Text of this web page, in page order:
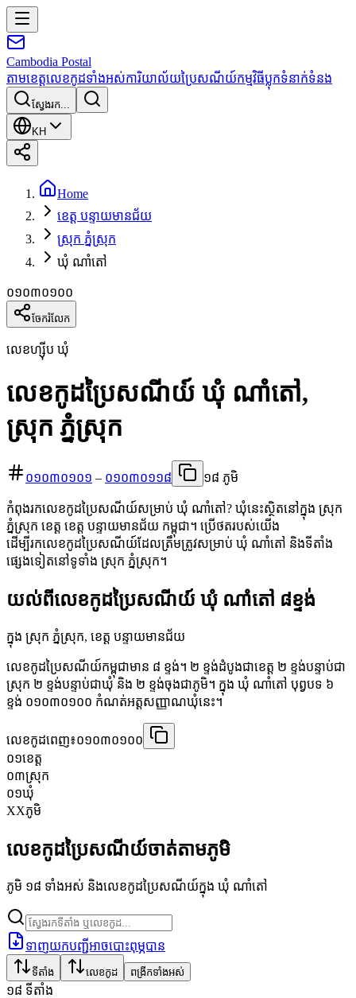
Cambodia Postal
តាមខេត្តលេខកូដទាំងអស់ការិយាល័យប្រៃសណីយ៍កម្មវិធីប្លុកទំនាក់ទំនង
ស្វែងរក...
KH
Home
ខេត្ត បន្ទាយមានជ័យ
ស្រុក ភ្នំស្រុក
ឃុំ ណាំតៅ
០១០៣០១០០
ចែករំលែក
លេខហ្ស៊ីប ឃុំ
លេខកូដប្រៃសណីយ៍ ឃុំ ណាំតៅ,
ស្រុក ភ្នំស្រុក
០១០៣០១០១ – ០១០៣០១១៨ ១៨ ភូមិ
កំពុងរកលេខកូដប្រៃសណីយ៍សម្រាប់ ឃុំ ណាំតៅ? ឃុំនេះស្ថិតនៅក្នុង ស្រុក
ភ្នំស្រុក ខេត្ត ខេត្ត បន្ទាយមានជ័យ កម្ពុជា។ ប្រើថតរបស់យើង
ដើម្បីរកលេខកូដប្រៃសណីយ៍ដែលត្រឹមត្រូវសម្រាប់ ឃុំ ណាំតៅ និងទីតាំង
ផ្សេងទៀតនៅទូទាំង ស្រុក ភ្នំស្រុក។
យល់ពីលេខកូដប្រៃសណីយ៍ ឃុំ ណាំតៅ ៨ខ្ទង់
ក្នុង ស្រុក ភ្នំស្រុក, ខេត្ត បន្ទាយមានជ័យ
លេខកូដប្រៃសណីយ៍កម្ពុជាមាន ៨ ខ្ទង់។ ២ ខ្ទង់ដំបូងជាខេត្ត ២ ខ្ទង់បន្ទាប់ជា
ស្រុក ២ ខ្ទង់បន្ទាប់ជាឃុំ និង ២ ខ្ទង់ចុងជាភូមិ។ ក្នុង ឃុំ ណាំតៅ បុព្វបទ ៦
ខ្ទង់ ០១០៣០១០០ កំណត់អត្តសញ្ញាណឃុំនេះ។
លេខកូដពេញ៖០១០៣០១០០
០១ខេត្ត
០៣ស្រុក
០១ឃុំ
XXភូមិ
លេខកូដប្រៃសណីយ៍ចាត់តាមភូមិ
ភូមិ ១៨ ទាំងអស់ និងលេខកូដប្រៃសណីយ៍ក្នុង ឃុំ ណាំតៅ
ទាញយកបញ្ជីអាចបោះពុម្ភបាន
ទីតាំង លេខកូដ ពង្រីកទាំងអស់
១៨ ទីតាំង